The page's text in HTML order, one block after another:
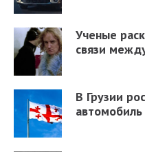
Ученые
связи
В Грузии